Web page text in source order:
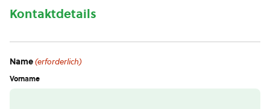
Kontaktdetails
Name(erforderlich)
Vorname